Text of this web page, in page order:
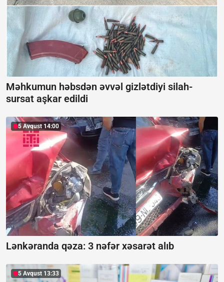
Məhkumun həbsdən əvvəl gizlətdiyi silah-
sursat aşkar edildi
5 Avqust 14:00
Lənkəranda qəza: 3 nəfər xəsarət alıb
5 Avqust 13:33